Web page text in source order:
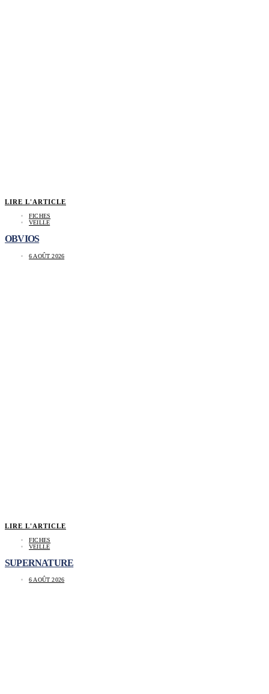
LIRE L'ARTICLE
FICHES
VEILLE
OBVIOS
6 AOÛT 2026
LIRE L'ARTICLE
FICHES
VEILLE
SUPERNATURE
6 AOÛT 2026